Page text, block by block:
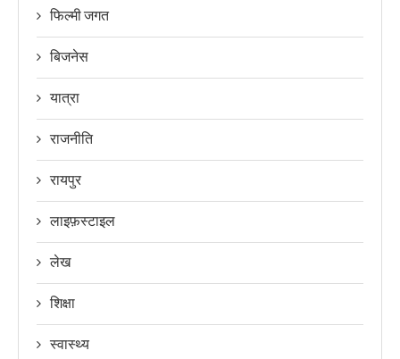
फिल्मी जगत
बिजनेस
यात्रा
राजनीति
रायपुर
लाइफ़स्टाइल
लेख
शिक्षा
स्वास्थ्य